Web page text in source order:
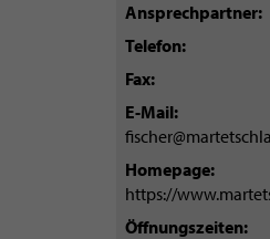
Ansprechpartner
Telefon
Fax
E-Mail
Homepage
https://
Öffnungszeiten